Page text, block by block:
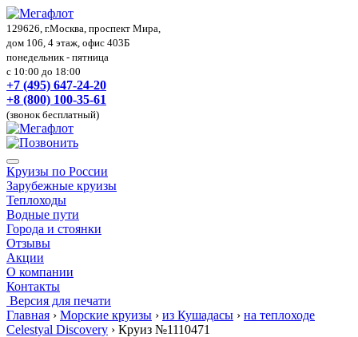
129626, г.Москва, проспект Мира,
дом 106, 4 этаж, офис 403Б
понедельник - пятница
с 10:00 до 18:00
+7 (495) 647-24-20
+8 (800) 100-35-61
(звонок бесплатный)
Круизы по России
Зарубежные круизы
Теплоходы
Водные пути
Города и стоянки
Отзывы
Акции
О компании
Контакты
Версия для печати
Главная › Морские круизы › из Кушадасы › на теплоходе
Celestyal Discovery › Круиз №1110471